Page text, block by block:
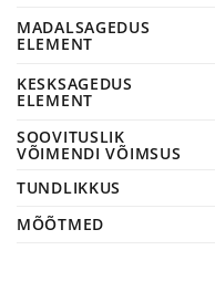
MADALSAGEDUS
ELEMENT
KESKSAGEDUS
ELEMENT
SOOVITUSLIK
VÕIMENDI VÕIMSUS
TUNDLIKKUS
MÕÕTMED